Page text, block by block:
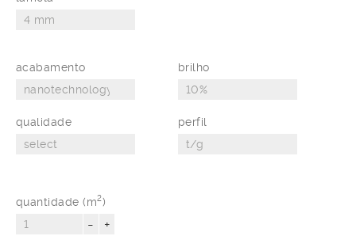
acabamento brilho
qualidade perfil
quantidade (m2)
- +